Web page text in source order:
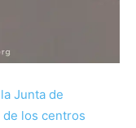
Junta de
de los centros